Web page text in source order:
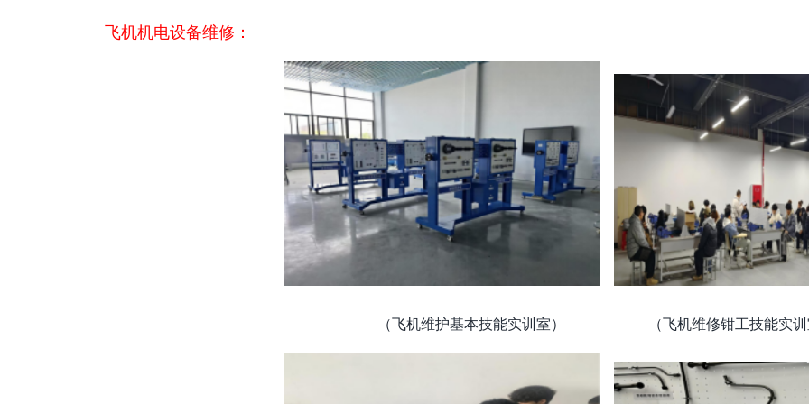
飞机机电设备维修：
（飞机维护基本技能实训室） （飞机维修钳工技能实训